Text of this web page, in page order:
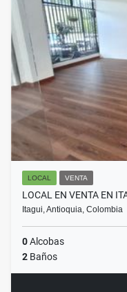
LOCAL VENTA
LOCAL EN VENTA EN
Itagui, Antioquia, Colombia
0Alcobas
2 Baños